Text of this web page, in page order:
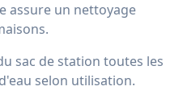
assure un nettoyage
sac de station toutes les
selon utilisation.